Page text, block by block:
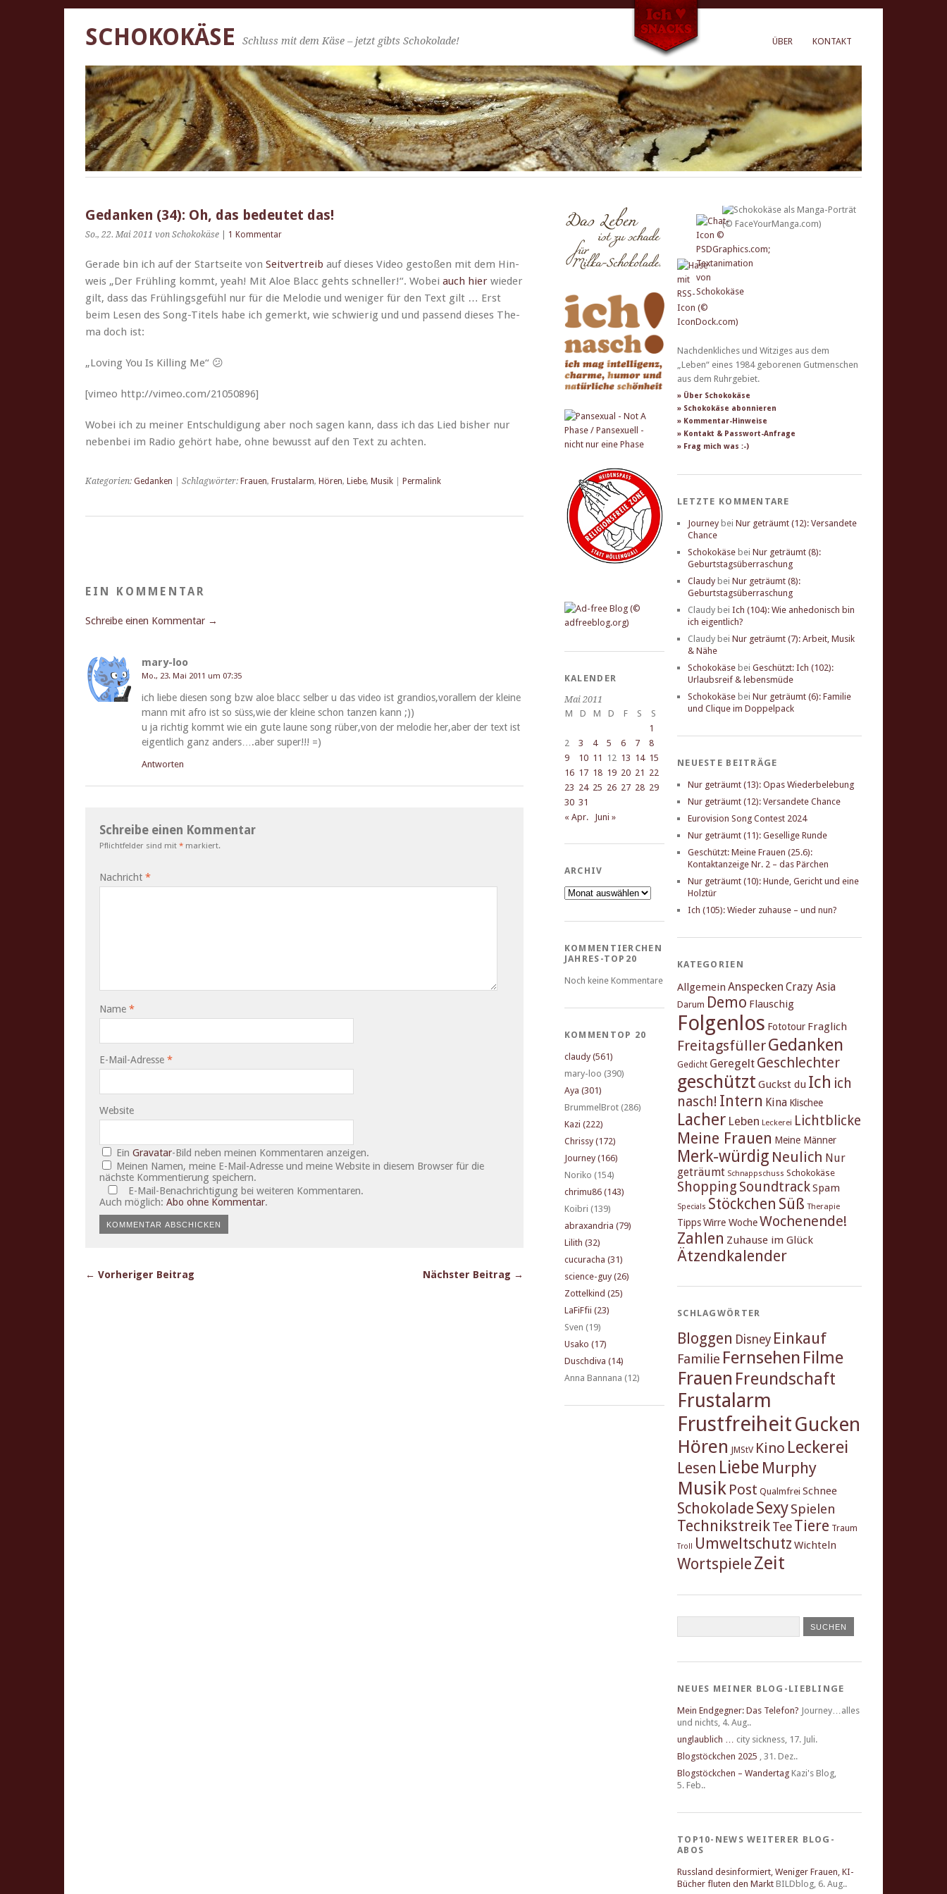
ÜBER KONTAKT
SCHOKOKÄSE Schluss mit dem Käse – jetzt gibts Schokolade!
Gedanken (34): Oh, das bedeutet das!
So., 22. Mai 2011 von Schokokäse 1 Kommentar
Ger­ade bin ich auf der Start­seite von Seitvertreib auf dieses Video gestoßen mit dem Hin­
weis „Der Früh­ling kommt, yeah! Mit Aloe Blacc gehts schneller!“. Wobei auch hier wieder
gilt, dass das Früh­lings­ge­fühl nur für die Melodie und weniger für den Text gilt … Erst
beim Lesen des Song-Titels habe ich gemerkt, wie schwierig und und passend dieses The­
ma doch ist:
„Lov­ing You Is Killing Me“ 😕
[vimeo http://vimeo.com/21050896]
Wobei ich zu mein­er Entschuldigung aber noch sagen kann, dass ich das Lied bish­er nur
neben­bei im Radio gehört habe, ohne bewusst auf den Text zu achten.
Kategorien: Gedanken | Schlagwörter: Frauen, Frustalarm, Hören, Liebe, Musik Permalink
EIN KOMMENTAR
Schreibe einen Kommentar →
mary-loo
Mo., 23. Mai 2011 um 07:35
ich liebe diesen song bzw aloe blacc sel­ber u das video ist grandios,vorallem der kleine
mann mit afro ist so süss,wie der kleine schon tanzen kann ;))
u ja richtig kommt wie ein gute laune song rüber,von der melodie her,aber der text ist
eigentlich ganz anders….aber super!!! =)
Antworten
Schreibe einen Kommentar
Pflichtfelder sind mit * markiert.
Nachricht *
Name *
E-Mail-Adresse *
Website
EinGravatar-Bild neben meinen Kommentaren anzeigen.
Meinen Namen, meine E-Mail-Adresse und meine Website in diesem Browser für die
nächste Kommentierung speichern.
E-Mail-Benachrichtigung bei weiteren Kommentaren.
Auch möglich: Abo ohne Kommentar.
← Vorheriger Beitrag Nächster Beitrag →
KALENDER
Mai 2011
M
D M D F S
S
1
2
3 4 5 6 7
8
9
10 11 12 13 14 15
16 17 18 19 20 21 22
23 24 25 26 27 28 29
30 31
« Apr.
Juni »
ARCHIV
Archiv
KOMMENTIERCHEN
JAHRES-TOP20
Noch keine Kommentare
KOMMENTOP 20
claudy (561)
mary-loo (390)
Aya (301)
BrummelBrot (286)
Kazi (222)
Chrissy (172)
Journey (166)
Noriko (154)
chrimu86 (143)
Koibri (139)
abraxandria (79)
Lilith (32)
cucuracha (31)
science-guy (26)
Zottelkind (25)
LaFiFfii (23)
Sven (19)
Usako (17)
Duschdiva (14)
Anna Bannana (12)
Nachdenkliches und Witziges aus dem
„Leben“ eines 1984 geborenen Gutmenschen
aus dem Ruhrgebiet.
» Über Schokokäse
» Schokokäse abonnieren
» Kommentar-Hinweise
» Kontakt & Passwort-Anfrage
» Frag mich was :-)
LETZTE KOMMENTARE
Journey bei Nur geträumt (12): Versandete
Chance
Schokokäse bei Nur geträumt (8):
Geburtstagsüberraschung
Claudy bei Nur geträumt (8):
Geburtstagsüberraschung
Claudy bei Ich (104): Wie anhedonisch bin
ich eigentlich?
Claudy bei Nur geträumt (7): Arbeit, Musik
& Nähe
Schokokäse bei Geschützt: Ich (102):
Urlaubsreif & lebensmüde
Schokokäse bei Nur geträumt (6): Familie
und Clique im Doppelpack
NEUESTE BEITRÄGE
Nur geträumt (13): Opas Wiederbelebung
Nur geträumt (12): Versandete Chance
Eurovision Song Contest 2024
Nur geträumt (11): Gesellige Runde
Geschützt: Meine Frauen (25.6):
Kontaktanzeige Nr. 2 – das Pärchen
Nur geträumt (10): Hunde, Gericht und eine
Holztür
Ich (105): Wieder zuhause – und nun?
KATEGORIEN
Allgemein Anspecken Crazy Asia
Darum Demo Flauschig
Folgenlos Fototour Fraglich
FreitagsfüllerGedanken
Gedicht Geregelt Geschlechter
geschützt Guckst du Ich ich
nasch! Intern Kina Klischee
Lacher Leben Leckerei Lichtblicke
Meine Frauen Meine Männer
Merk-würdig Neulich Nur
geträumt Schnappschuss Schokokäse
Shopping SoundtrackSpam
Specials Stöckchen Süß Therapie
TippsWirre WocheWochenende!
Zahlen Zuhause im Glück
Ätzendkalender
SCHLAGWÖRTER
Bloggen Disney Einkauf
Familie Fernsehen Filme
Frauen Freundschaft
Frustalarm
FrustfreiheitGucken
Hören JMStV Kino Leckerei
Lesen Liebe Murphy
Musik Post Qualmfrei Schnee
Schokolade SexySpielen
Technikstreik Tee Tiere Traum
Troll Umweltschutz Wichteln
Wortspiele Zeit
NEUES MEINER BLOG-LIEBLINGE
Mein Endgegner: Das Telefon? Journey…alles
und nichts, 4. Aug..
unglaublich … city sickness, 17. Juli.
Blogstöckchen 2025 , 31. Dez..
Blogstöckchen – Wandertag Kazi's Blog,
5. Feb..
TOP10-NEWS WEITERER BLOG-
ABOS
Russland desinformiert, Weniger Frauen, KI-
Bücher fluten den Markt BILDblog, 6. Aug..